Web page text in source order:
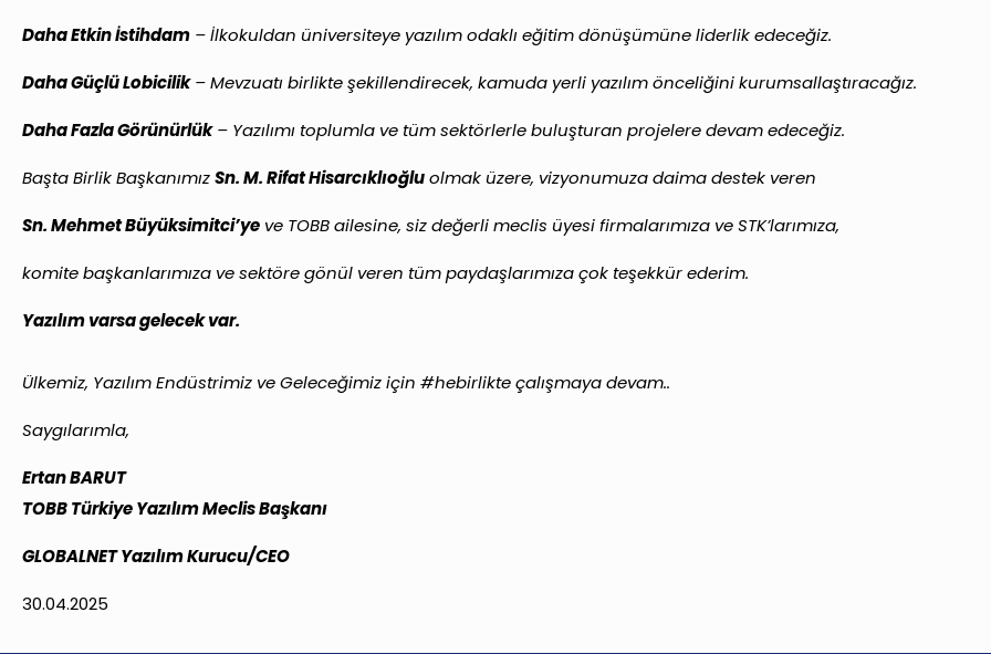
Daha Etkin İstihdam – İlkokuldan üniversiteye yazılım odaklı eğitim dönüşümüne liderlik edeceğiz.
Daha Güçlü Lobicilik– Mevzuatı birlikte şekillendirecek, kamuda yerli yazılım önceliğini kurumsallaştıracağız.
Daha Fazla Görünürlük– Yazılımı toplumla ve tüm sektörlerle buluşturan projelere devam edeceğiz.
Başta Birlik BaşkanımızSn. M. Rifat Hisarcıklıoğluolmak üzere, vizyonumuza daima destek veren
Sn. Mehmet Büyüksimitci’ye ve TOBB ailesine, siz değerli meclis üyesi firmalarımıza ve STK’larımıza,
komite başkanlarımıza ve sektöre gönül veren tüm paydaşlarımıza çok teşekkür ederim.
Yazılım varsa gelecek var.
Ülkemiz, Yazılım Endüstrimiz ve Geleceğimiz için #hebirlikte çalışmaya devam..
Saygılarımla,
Ertan BARUT
TOBB Türkiye Yazılım Meclis Başkanı
GLOBALNET Yazılım Kurucu/CEO
30.04.2025